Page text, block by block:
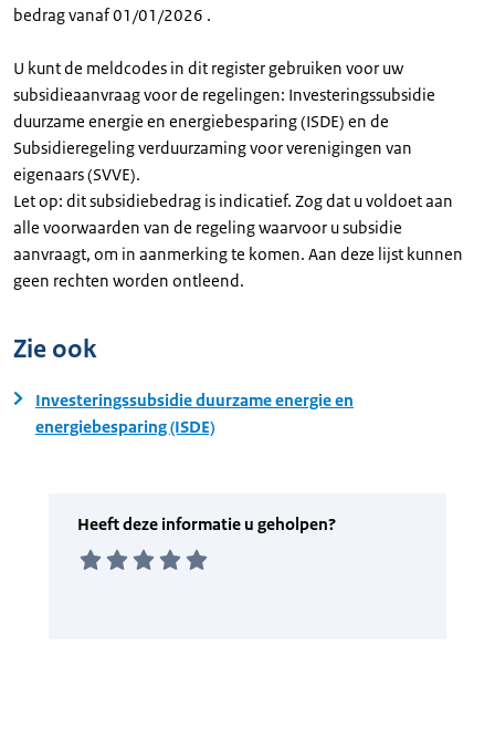
bedrag vanaf 01/01/2026 .
U kunt de meldcodes in dit register gebruiken voor uw
subsidieaanvraag voor de regelingen: Investeringssubsidie
duurzame energie en energiebesparing (ISDE) en de
Subsidieregeling verduurzaming voor verenigingen van
eigenaars (SVVE).
Let op: dit subsidiebedrag is indicatief. Zog dat u voldoet aan
alle voorwaarden van de regeling waarvoor u subsidie
aanvraagt, om in aanmerking te komen. Aan deze lijst kunnen
geen rechten worden ontleend.
Zie ook
Investeringssubsidie duurzame energie en
energiebesparing (ISDE)